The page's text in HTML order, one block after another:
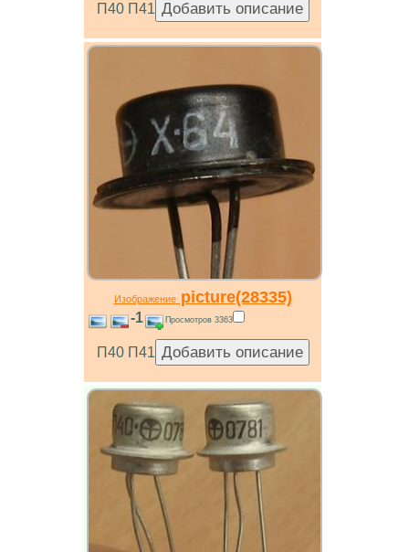
П40 П41
Изображениеpicture(28335)
-1 Просмотров 3363
П40 П41